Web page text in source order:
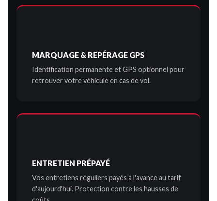
MARQUAGE & REPÉRAGE GPS
Identification permanente et GPS optionnel pour
retrouver votre véhicule en cas de vol.
ENTRETIEN PRÉPAYÉ
Vos entretiens réguliers payés à l'avance au tarif
d'aujourd'hui. Protection contre les hausses de